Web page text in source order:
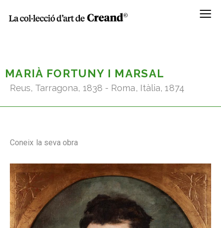
Menú
MARIÀ FORTUNY I MARSAL
Reus, Tarragona, 1838 - Roma, Itàlia, 1874
Coneix la seva obra